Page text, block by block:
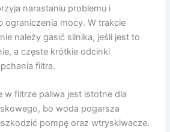
narastaniu problemu i
ograniczenia mocy. W trakcie
należy gasić silnika, jeśli jest to
a częste krótkie odcinki
filtra.
w filtrze paliwa jest istotne dla
bo woda pogarsza
pompę oraz wtryskiwacze.